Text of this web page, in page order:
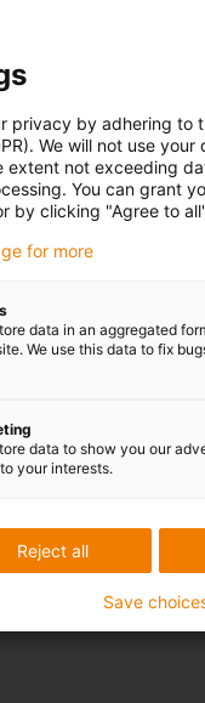
privacy by adhering to
We will not use
not exceeding
You can grant
by clicking "Agree to
for more
data in an aggregated
We use this data to fix
data to show you our
your interests.
Reject all
Save